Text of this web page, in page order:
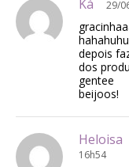
Ká 29/
depois
dos
gentee
beijoos!
Heloisa
16h54